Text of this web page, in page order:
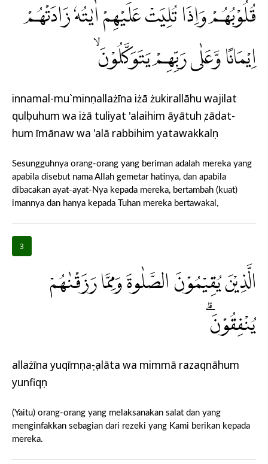
قُلُوْبُهُمْ وَاِذَا تُلِيَتْ عَلَيْهِمْ اٰيٰتُهٗ زَادَتْهُمْ
اِيْمَانًا وَّعَلٰى رَبِّهِمْ يَتَوَكَّلُوْنَۙ
innamal-mu`minụnallażīna iżā żukirallāhu wajilat
qulụbuhum wa iżā tuliyat 'alaihim āyātuhụ zādat-
hum īmānaw wa 'alā rabbihim yatawakkalụn
Sesungguhnya orang-orang yang beriman adalah mereka yang
apabila disebut nama Allah gemetar hatinya, dan apabila
dibacakan ayat-ayat-Nya kepada mereka, bertambah (kuat)
imannya dan hanya kepada Tuhan mereka bertawakal,
3
الَّذِيْنَ يُقِيْمُوْنَ الصَّلٰوةَ وَمِمَّا رَزَقْنٰهُمْ
يُنْفِقُوْنَۗ
allażīna yuqīmụnaṣ-ṣalāta wa mimmā razaqnāhum
yunfiqụn
(Yaitu) orang-orang yang melaksanakan salat dan yang
menginfakkan sebagian dari rezeki yang Kami berikan kepada
mereka.